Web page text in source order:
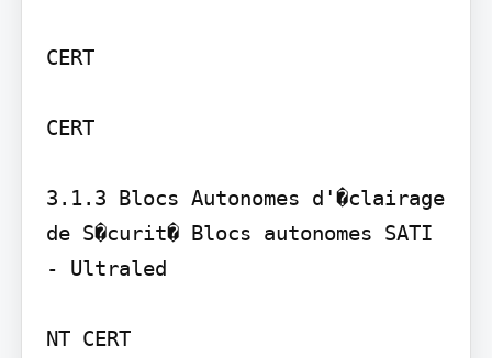
CERT
CERT
3.1.3 Blocs Autonomes d'�clairage
de S�curit� Blocs autonomes SATI
- Ultraled
NT CERT